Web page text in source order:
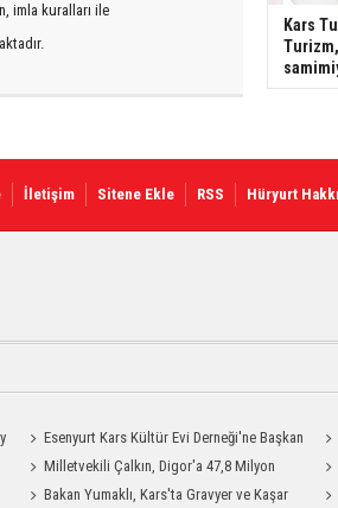
imla kuralları ile
Kars
İletişim Sitene Ekle RSS Hüryurt
Esenyurt Kars Kültür Evi Derneği'ne Başkan
Vekili Can Aksoy'dan ziyaret
Milletvekili Çalkın, Digor'a 47,8 Milyon
Liralık Sağlık Yatırımı Başlıyor
Bakan Yumaklı, Kars'ta Gravyer ve Kaşar